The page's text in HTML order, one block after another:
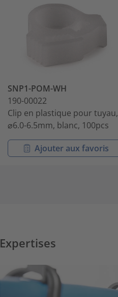
SNP1-POM-WH
190-00022
Clip en plastique pour tuyau,
⌀6.0-6.5mm, blanc, 100pcs
Ajouter aux favoris
Expertises